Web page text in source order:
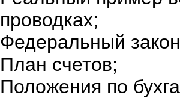
проводках;
Федеральный
План счетов;
Положения по